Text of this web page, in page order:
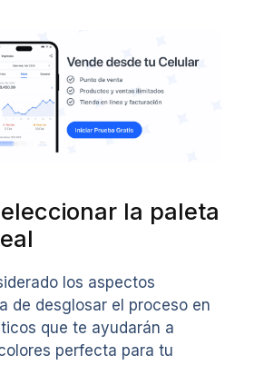
la paleta
los aspectos
de desglosar el proceso en
que te ayudarán a
perfecta para tu